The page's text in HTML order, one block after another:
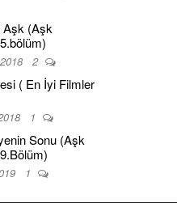
Aşk (Aşk
2
( En İyi Filmler
1
Sonu (Aşk
1